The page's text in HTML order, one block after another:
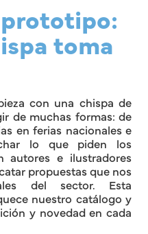
prototipo:
toma
con una chispa de
de muchas formas: de
en ferias nacionales e
lo que piden los
autores e ilustradores
propuestas que nos
del sector. Esta
nuestro catálogo y
y novedad en cada